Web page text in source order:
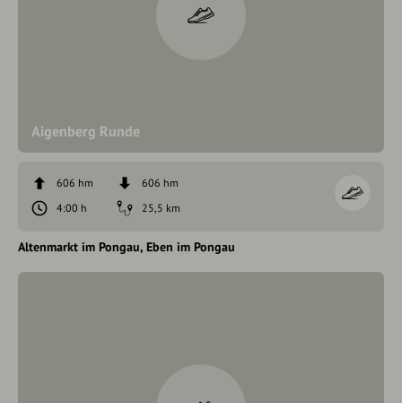
Aigenberg Runde
606 hm
606 hm
4:00 h
25,5 km
Altenmarkt im Pongau Eben im Pongau